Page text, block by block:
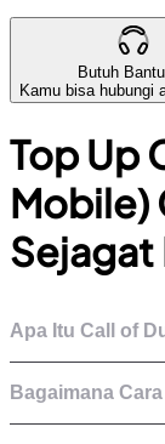
Butuh
Kamu bisa hubungi
Top Up
Mobile)
Sejagat
Apa Itu Call of
Bagaimana